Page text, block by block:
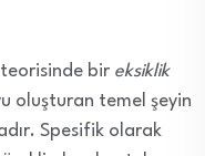
teorisinde bir eksiklik
oluşturan temel şeyin
Spesifik olarak